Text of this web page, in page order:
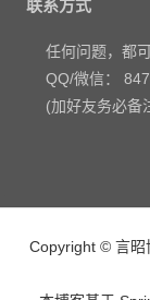
联系方式
任何问题，都
QQ/微信：
(加好友务必备
Copyright © 言昭